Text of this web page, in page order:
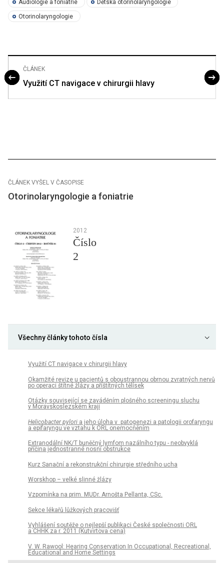
Audiologie a foniatrie Dětská otorinolaryngologie
Otorinolaryngologie
ČLÁNEK
Využití CT navigace v chirurgii hlavy
ČLÁNEK VYŠEL V ČASOPISE
Otorinolaryngologie a foniatrie
2012
Číslo
2
Všechny články tohoto čísla
Využití CT navigace v chirurgii hlavy
Okamžité revize u pacientů s oboustrannou obrnou zvratných nervů
po operaci štítné žlázy a příštítných tělísek
Otázky související se zaváděním plošného screeningu sluchu
v Moravskoslezském kraji
Helicobacter pylori a jeho úloha v patogenezi a patologii orofaryngu
a epifaryngu ve vztahu k ORL onemocněním
Extranodální NK/T buněčný lymfom nazálního typu - neobvyklá
příčina jednostranné nosní obstrukce
Kurz Sanační a rekonstrukční chirurgie středního ucha
Worskhop – velké slinné žlázy
Vzpomínka na prim. MUDr. Arnošta Pellanta, CSc.
Sekce lékařů lůžkových pracovišť
Vyhlášení soutěže o nejlepší publikaci České společnosti ORL
a CHHK za r. 2011 (Kutvirtova cena)
V. W. Rawool: Hearing Conservation In Occupational, Recreational,
Educational and Home Settings